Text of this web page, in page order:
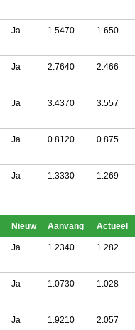
Ja 1.5470 1.650
Ja 2.7640 2.466
Ja 3.4370 3.557
Ja 0.8120 0.875
Ja 1.3330 1.269
Nieuw Aanvang Actueel
Ja 1.2340 1.282
Ja 1.0730 1.028
Ja 1.9210 2.057